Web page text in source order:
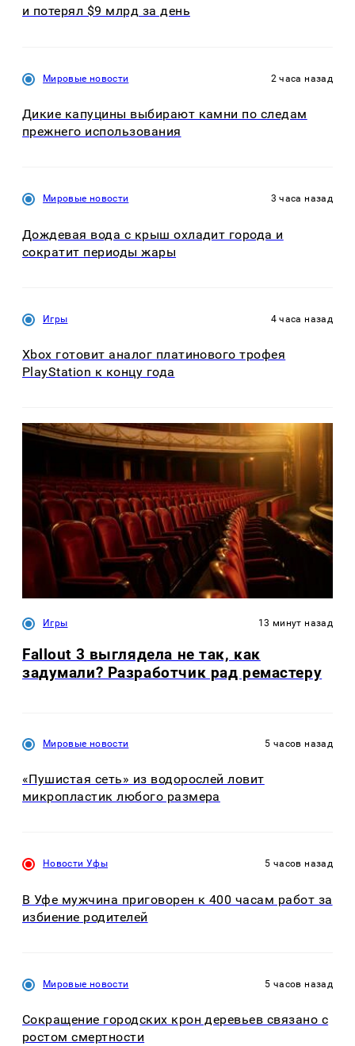
и потерял $9 млрд за день
Мировые новости 2 часа назад
Дикие капуцины выбирают камни по следам
прежнего использования
Мировые новости 3 часа назад
Дождевая вода с крыш охладит города и
сократит периоды жары
Игры 4 часа назад
Xbox готовит аналог платинового трофея
PlayStation к концу года
Игры 13 минут назад
Fallout 3 выглядела не так, как
задумали? Разработчик рад ремастеру
Мировые новости 5 часов назад
«Пушистая сеть» из водорослей ловит
микропластик любого размера
Новости Уфы 5 часов назад
В Уфе мужчина приговорен к 400 часам работ за
избиение родителей
Мировые новости 5 часов назад
Сокращение городских крон деревьев связано с
ростом смертности